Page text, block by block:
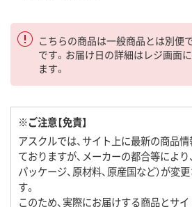
こちらの商品は一般商品とは別便
です。お届け日の詳細はレジ画面
ます。
※ご注意【免責】
アスクルでは、サイト上に最新の商品
ておりますが、メーカーの都合等により
パッケージ、原材料、原産国など）が変
す。
このため、実際にお届けする商品とサ